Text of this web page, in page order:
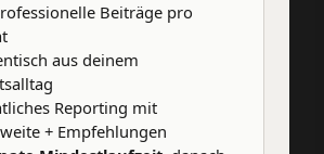
Beiträge pro
aus deinem
Reporting mit
+ Empfehlungen